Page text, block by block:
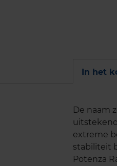
In het
De naam
extreme
stabiliteit
Potenza